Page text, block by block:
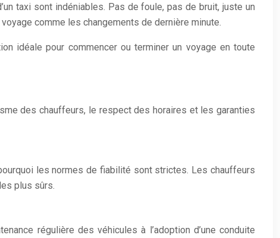
taxi sont indéniables. Pas de foule, pas de bruit, juste un
comme les changements de dernière minute.
idéale pour commencer ou terminer un voyage en toute
des chauffeurs, le respect des horaires et les garanties
les normes de fiabilité sont strictes. Les chauffeurs
plus sûrs.
régulière des véhicules à l’adoption d’une conduite